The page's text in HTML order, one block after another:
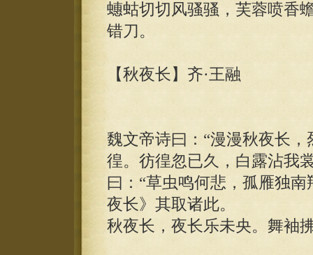
蟪蛄切切风骚骚，芙蓉喷香
错刀。
【秋夜长】齐·王融
魏文帝诗曰：“漫漫秋夜长
徨。彷徨忽已久，白露沾我
曰：“草虫鸣何悲，孤雁独
夜长》其取诸此。
秋夜长，夜长乐未央。舞袖